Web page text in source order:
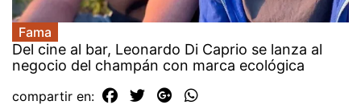
Fama
Del cine al bar, Leonardo Di Caprio se lanza al
negocio del champán con marca ecológica
compartir en: